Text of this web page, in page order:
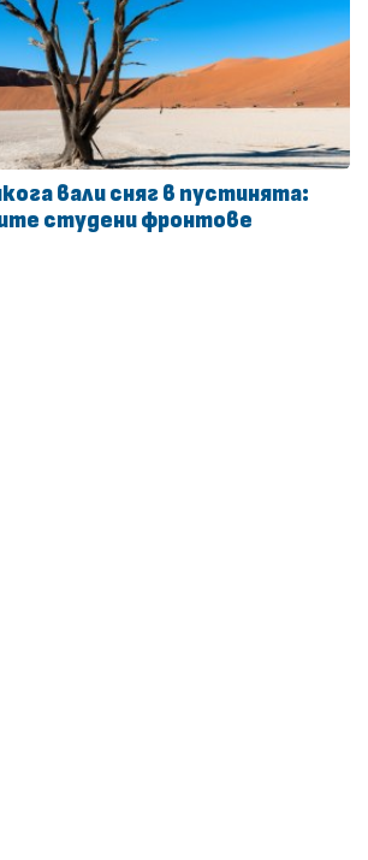
вали сняг в пустинята:
студени фронтове